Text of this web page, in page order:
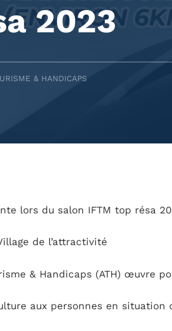
2023
& HANDICAPS
lors du salon IFTM top résa
de l’attractivité
& Handicaps (ATH) œuvre
aux personnes en situation